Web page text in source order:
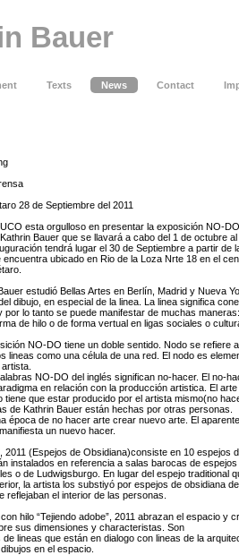
Bauer
Texts News Contact
28 de Septiembre del 2011
esta orgulloso en presentar la exposición NO-
Bauer que se llavará a cabo del 1 de octubre al
tendrá lugar el 30 de Septiembre a partir de
encuentra ubicado en Rio de la Loza Nrte 18 en el
estudió Bellas Artes en Berlín, Madrid y Nueva
dibujo, en especial de la linea. La linea significa
por lo tanto se puede manifestar de muchas maneras:
de hilo o de forma vertual en ligas sociales o
NO-DO tiene un doble sentido. Nodo se refiere
lineas como una célula de una red. El nodo es
NO-DO del inglés significan no-hacer. El no-
en relación con la producción artistica. El arte
tiene que estar producido por el artista mismo(no
de Kathrin Bauer están hechas por otras personas.
época de no hacer arte crear nuevo arte. El
un nuevo hacer.
2011 (Espejos de Obsidiana)consiste en 10 espejos
instalados en referencia a salas barocas de espejos
o de Ludwigsburgo. En lugar del espejo traditional
la artista los substiyó por espejos de obsidiana
reflejaban el interior de las personas.
hilo “Tejiendo adobe”, 2011 abrazan el espacio y
sus dimensiones y characteristas. Son
lineas que están en dialogo con lineas de la
en el espacio.